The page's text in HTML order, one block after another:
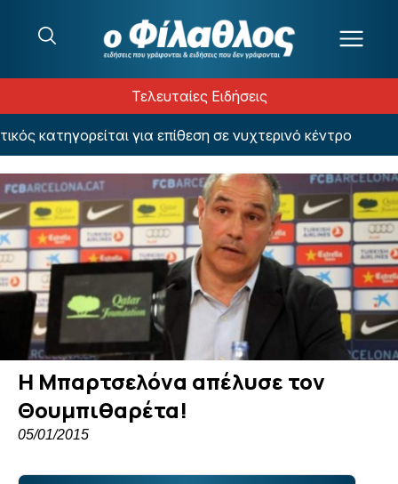
Τελευταίες Ειδήσεις
κατηγορείται για επίθεση σε νυχτερινό κέντρο
Η Μπαρτσελόνα απέλυσε τον
Θουμπιθαρέτα!
05/01/2015